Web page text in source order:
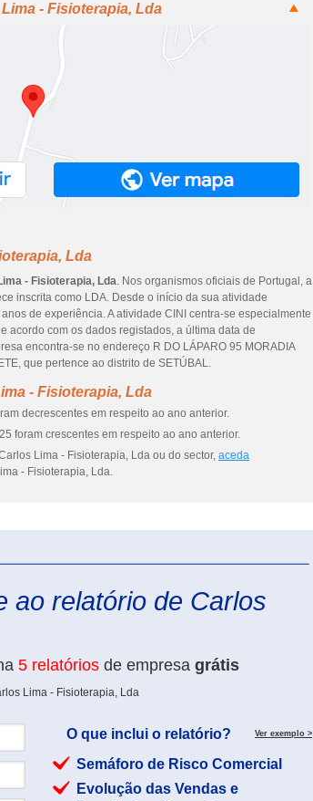
- Fisioterapia, Lda
Lda
- Fisioterapia, Lda. Nos organismos oficiais de Portugal, a
inscrita como LDA. Desde o início da sua atividade
de experiência. A atividade CINI centra-se especialmente
acordo com os dados registados, a última data de
encontra-se no endereço R DO LÁPARO 95 MORADIA
que pertence ao distrito de SETÚBAL.
- Fisioterapia, Lda
decrescentes em respeito ao ano anterior.
foram crescentes em respeito ao ano anterior.
Lima - Fisioterapia, Lda ou do sector, aceda
- Fisioterapia, Lda.
ao relatório de Carlos
5 relatórios de empresa grátis
Lima - Fisioterapia, Lda
O que inclui o relatório? Ver exemplo >
Semáforo de Risco Comercial
Evolução das Vendas e